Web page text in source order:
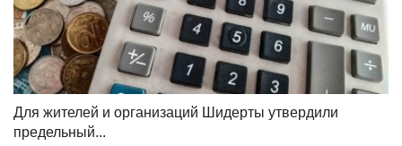
Для жителей и организаций Шидерты утвердили
предельный...